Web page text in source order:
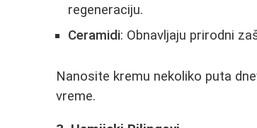
regeneraciju.
Ceramidi: Obnavljaju prirodni
Nanosite kremu nekoliko puta
vreme.